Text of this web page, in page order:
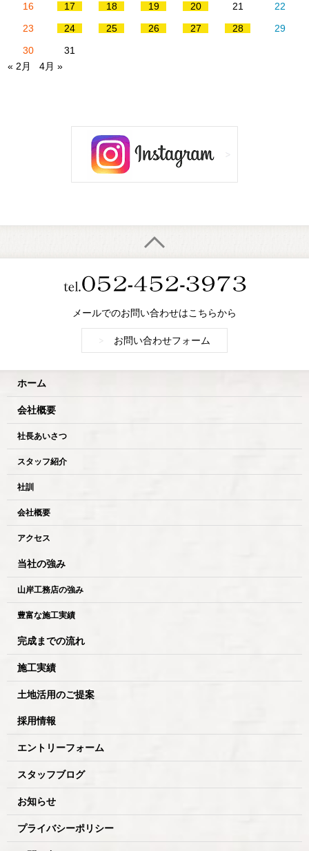
16
17 18 19 20 21
22
23
24 25 26 27 28
29
30
31
« 2月
4月 »
メールでのお問い合わせはこちらから
お問い合わせフォーム
ホーム
会社概要
社長あいさつ
スタッフ紹介
社訓
会社概要
アクセス
当社の強み
山岸工務店の強み
豊富な施工実績
完成までの流れ
施工実績
土地活用のご提案
採用情報
エントリーフォーム
スタッフブログ
お知らせ
プライバシーポリシー